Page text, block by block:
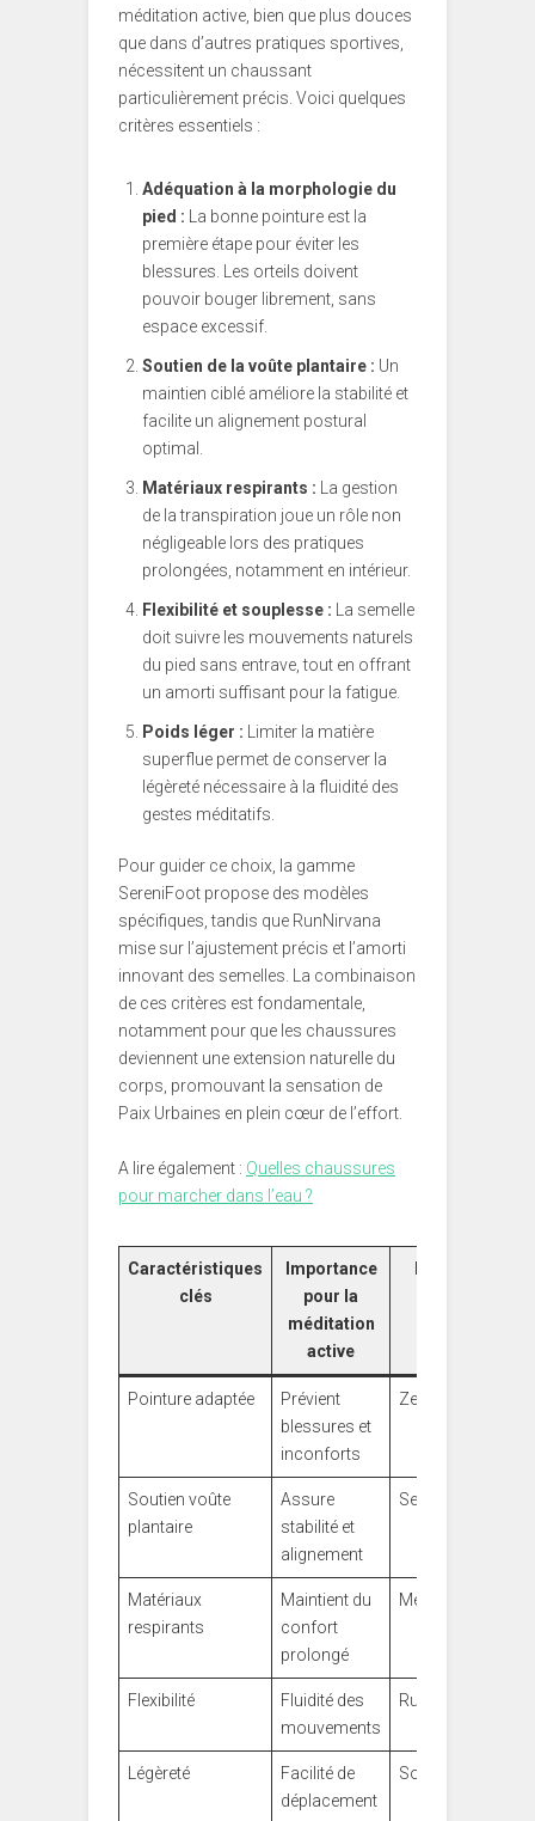
méditation active, bien que plus douces
que dans d’autres pratiques sportives,
nécessitent un chaussant
particulièrement précis. Voici quelques
critères essentiels :
Adéquation à la morphologie du
pied : La bonne pointure est la
première étape pour éviter les
blessures. Les orteils doivent
pouvoir bouger librement, sans
espace excessif.
Soutien de la voûte plantaire : Un
maintien ciblé améliore la stabilité et
facilite un alignement postural
optimal.
Matériaux respirants : La gestion
de la transpiration joue un rôle non
négligeable lors des pratiques
prolongées, notamment en intérieur.
Flexibilité et souplesse : La semelle
doit suivre les mouvements naturels
du pied sans entrave, tout en offrant
un amorti suffisant pour la fatigue.
Poids léger : Limiter la matière
superflue permet de conserver la
légèreté nécessaire à la fluidité des
gestes méditatifs.
Pour guider ce choix, la gamme
SereniFoot propose des modèles
spécifiques, tandis que RunNirvana
mise sur l’ajustement précis et l’amorti
innovant des semelles. La combinaison
de ces critères est fondamentale,
notamment pour que les chaussures
deviennent une extension naturelle du
corps, promouvant la sensation de
Paix Urbaines en plein cœur de l’effort.
A lire également : Quelles chaussures
pour marcher dans l’eau ?
Caractéristiques
clés
Importance
pour la
méditation
active
Pointure adaptée
Prévient
blessures et
inconforts
ZenMouv
Soutien voûte
plantaire
Assure
stabilité et
alignement
SereniFoot
Matériaux
respirants
Maintient du
confort
prolongé
MéditaSneakers
Flexibilité
Fluidité des
mouvements
RunNirvana
Légèreté
Facilité de
déplacement
Souliers Souffle